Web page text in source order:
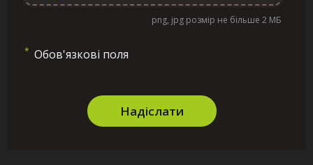
png, jpg розмір не більше 2 МБ
* Обов'язкові поля
Надіслати